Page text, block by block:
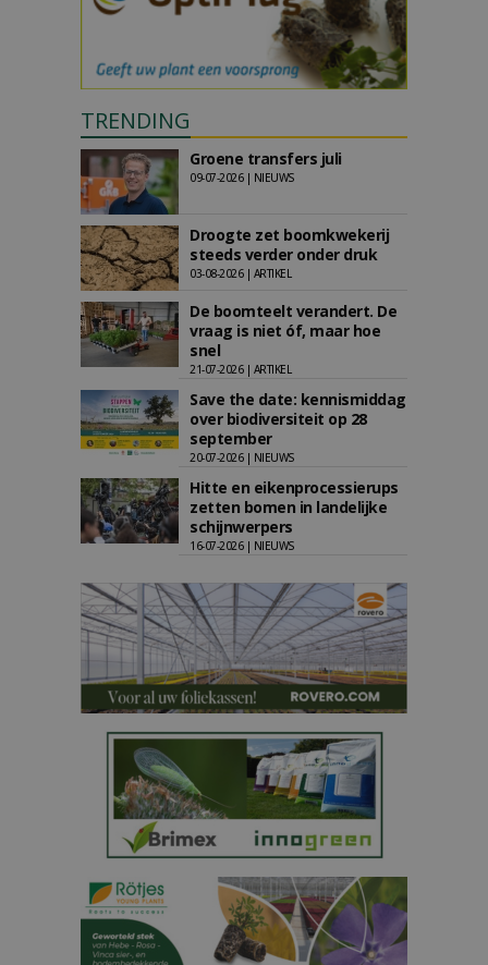
TRENDING
Groene transfers juli
09-07-2026 | NIEUWS
Droogte zet boomkwekerij
steeds verder onder druk
03-08-2026 | ARTIKEL
De boomteelt verandert. De
vraag is niet óf, maar hoe
snel
21-07-2026 | ARTIKEL
Save the date: kennismiddag
over biodiversiteit op 28
september
20-07-2026 | NIEUWS
Hitte en eikenprocessierups
zetten bomen in landelijke
schijnwerpers
16-07-2026 | NIEUWS